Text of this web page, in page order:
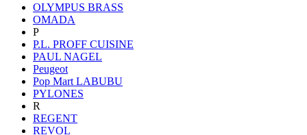
OLYMPUS BRASS
OMADA
P
P.L. PROFF CUISINE
PAUL NAGEL
Peugeot
Pop Mart LABUBU
PYLONES
R
REGENT
REVOL